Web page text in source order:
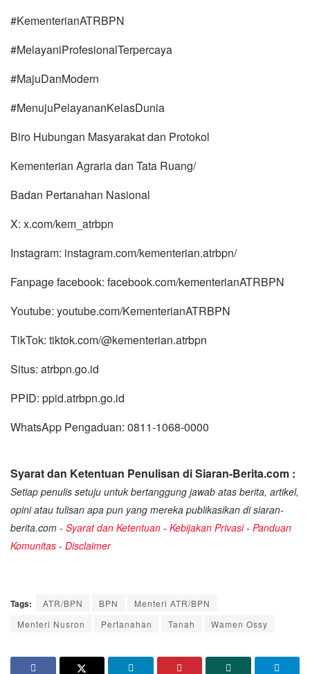
#KementerianATRBPN
#MelayaniProfesionalTerpercaya
#MajuDanModern
#MenujuPelayananKelasDunia
Biro Hubungan Masyarakat dan Protokol
Kementerian Agraria dan Tata Ruang/
Badan Pertanahan Nasional
X: x.com/kem_atrbpn
Instagram: instagram.com/kementerian.atrbpn/
Fanpage facebook: facebook.com/kementerianATRBPN
Youtube: youtube.com/KementerianATRBPN
TikTok: tiktok.com/@kementerian.atrbpn
Situs: atrbpn.go.id
PPID: ppid.atrbpn.go.id
WhatsApp Pengaduan: 0811-1068-0000​
Syarat dan Ketentuan Penulisan di Siaran-Berita.com :
Setiap penulis setuju untuk bertanggung jawab atas berita, artikel,
opini atau tulisan apa pun yang mereka publikasikan di siaran-
berita.com - Syarat dan Ketentuan - Kebijakan Privasi- Panduan
Komunitas - Disclaimer
Tags: ATR/BPN BPN
Menteri ATR/BPN
Menteri Nusron
Pertanahan Tanah Wamen Ossy